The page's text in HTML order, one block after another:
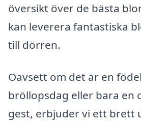
översikt över de bästa
kan leverera fantastiska
till dörren.
Oavsett om det är en
bröllopsdag eller bara en
gest, erbjuder vi ett brett